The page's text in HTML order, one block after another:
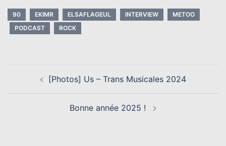
90 EKIMR ELSAFLAGEUL INTERVIEW
METOO
PODCAST
ROCK
D’ARTICLE[Photos] Us – Trans Musicales 2024
Bonne année 2025 !